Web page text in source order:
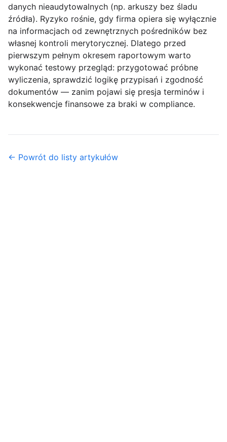
danych nieaudytowalnych (np. arkuszy bez śladu
źródła). Ryzyko rośnie, gdy firma opiera się wyłącznie
na informacjach od zewnętrznych pośredników bez
własnej kontroli merytorycznej. Dlatego przed
pierwszym pełnym okresem raportowym warto
wykonać testowy przegląd: przygotować próbne
wyliczenia, sprawdzić logikę przypisań i zgodność
dokumentów — zanim pojawi się presja terminów i
konsekwencje finansowe za braki w compliance.
← Powrót do listy artykułów